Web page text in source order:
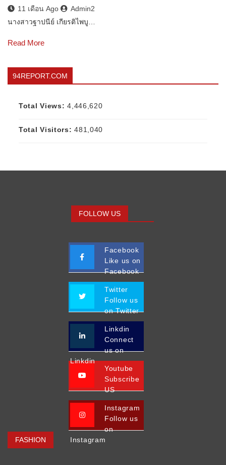
11 เดือน Ago
Admin2
นางสาวฐาปนีย์ เกียรติไพบู…
Read More
94REPORT.COM
Total Views:4,446,620
Total Visitors:481,040
FASHION
FOLLOW US
Facebook
Like us on
Facebook
Twitter
Follow us
on Twitter
Linkdin
Connect
us on
Linkdin
Youtube
Subscribe
US
Instagram
Follow us
on
Instagram